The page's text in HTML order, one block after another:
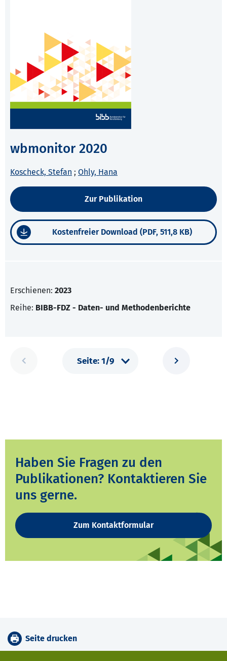
wbmonitor 2020
Koscheck, Stefan ; Ohly, Hana
Zur Publikation
Kostenfreier Download (PDF, 511,8 KB)
Erschienen: 2023
Reihe: BIBB-FDZ - Daten- und Methodenberichte
Haben Sie Fragen zu den
Publikationen? Kontaktieren Sie
uns gerne.
Zum Kontaktformular
Seite drucken